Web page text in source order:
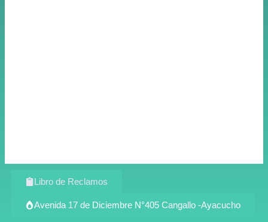
Libro de Reclamos
Avenida 17 de Diciembre N°405 Cangallo -Ayacucho